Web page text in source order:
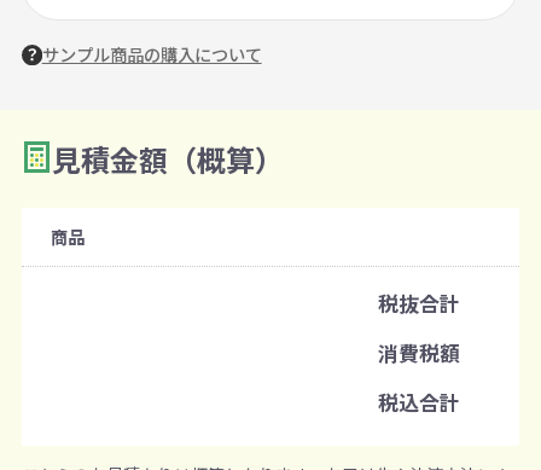
サンプル商品の購入について
2 数量を入力
購入条件
見積金額（概算）
商品
税抜合計
消費税額
税込合計